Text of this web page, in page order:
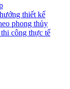
thiết kế
phong thủy
công thực tế